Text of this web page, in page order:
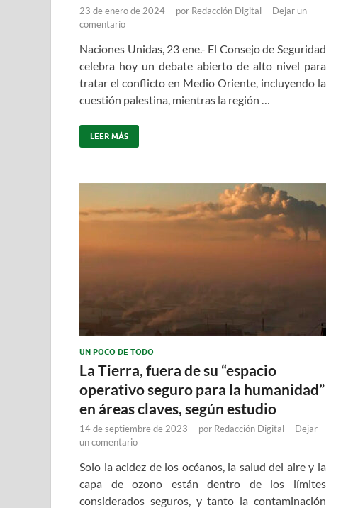
23 de enero de 2024 - por Redacción Digital - Dejar un
comentario
Naciones Unidas, 23 ene.- El Consejo de Seguridad
celebra hoy un debate abierto de alto nivel para
tratar el conflicto en Medio Oriente, incluyendo la
cuestión palestina, mientras la región …
LEER MÁS
UN POCO DE TODO
La Tierra, fuera de su “espacio
operativo seguro para la humanidad”
en áreas claves, según estudio
14 de septiembre de 2023 - por Redacción Digital - Dejar
un comentario
Solo la acidez de los océanos, la salud del aire y la
capa de ozono están dentro de los límites
considerados seguros, y tanto la contaminación